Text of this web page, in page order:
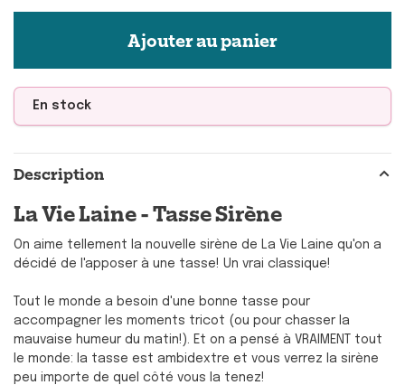
Ajouter au panier
En stock
Description
La Vie Laine - Tasse Sirène
On aime tellement la nouvelle sirène de La Vie Laine qu'on a
décidé de l'apposer à une tasse! Un vrai classique!
Tout le monde a besoin d'une bonne tasse pour
accompagner les moments tricot (ou pour chasser la
mauvaise humeur du matin!). Et on a pensé à VRAIMENT tout
le monde: la tasse est ambidextre et vous verrez la sirène
peu importe de quel côté vous la tenez!